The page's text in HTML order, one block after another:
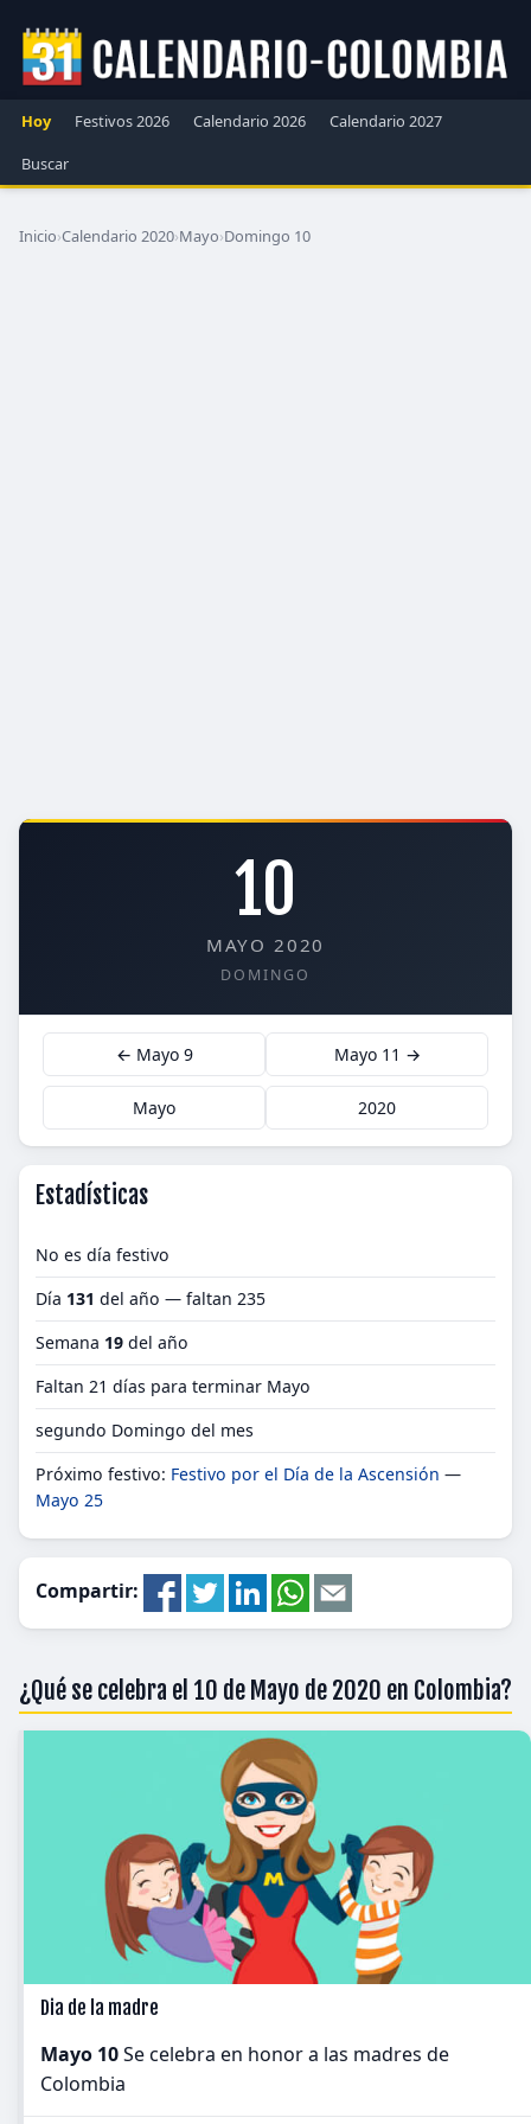
Hoy Festivos 2026 Calendario 2026
Calendario 2027
Buscar
Inicio›Calendario 2020›Mayo›Domingo 10
10
MAYO 2020
DOMINGO
← Mayo 9 Mayo 11 →
Mayo 2020
Estadísticas
No es día festivo
Día 131 del año — faltan 235
Semana 19 del año
Faltan 21 días para terminar Mayo
segundo Domingo del mes
Próximo festivo: Festivo por el Día de la Ascensión —
Mayo 25
Compartir:
¿Qué se celebra el 10 de Mayo de 2020 en Colombia?
Dia de la madre
Mayo 10Se celebra en honor a las madres de
Colombia